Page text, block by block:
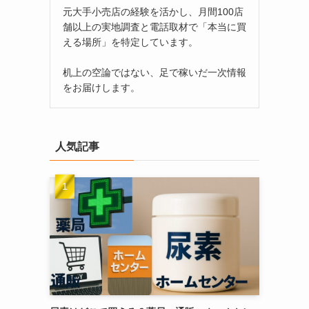
元大手小売店の経験を活かし、月間100店
舗以上の実地調査と電話取材で「本当に買
える場所」を特定しています。
机上の空論ではない、足で稼いだ一次情報
をお届けします。
人気記事